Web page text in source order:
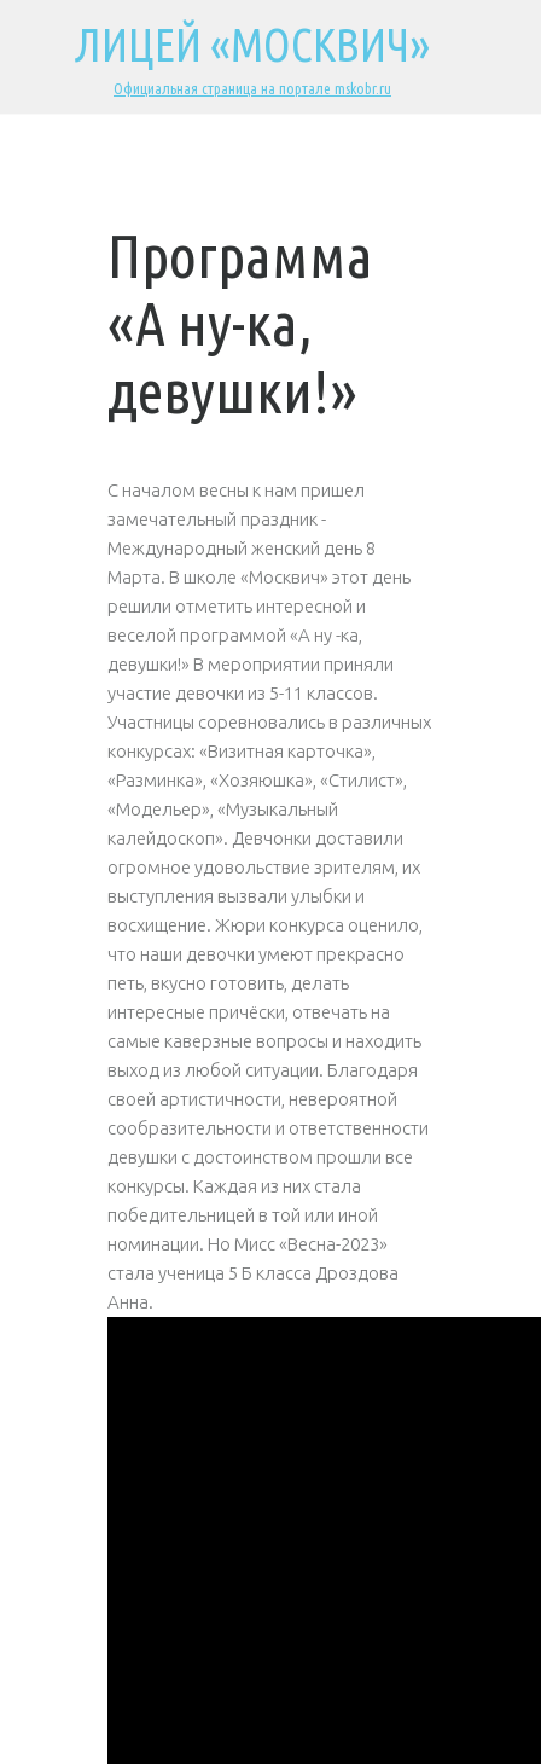
ЛИЦЕЙ «МОСКВИЧ»
Официальная страница на портале mskobr.ru
Программа
«А ну-ка,
девушки!»
С началом весны к нам пришел
замечательный праздник -
Международный женский день 8
Марта. В школе «Москвич» этот день
решили отметить интересной и
веселой программой «А ну -ка,
девушки!» В мероприятии приняли
участие девочки из 5-11 классов.
Участницы соревновались в различных
конкурсах: «Визитная карточка»,
«Разминка», «Хозяюшка», «Стилист»,
«Модельер», «Музыкальный
калейдоскоп». Девчонки доставили
огромное удовольствие зрителям, их
выступления вызвали улыбки и
восхищение. Жюри конкурса оценило,
что наши девочки умеют прекрасно
петь, вкусно готовить, делать
интересные причёски, отвечать на
самые каверзные вопросы и находить
выход из любой ситуации. Благодаря
своей артистичности, невероятной
сообразительности и ответственности
девушки с достоинством прошли все
конкурсы. Каждая из них стала
победительницей в той или иной
номинации. Но Мисс «Весна-2023»
стала ученица 5 Б класса Дроздова
Анна.